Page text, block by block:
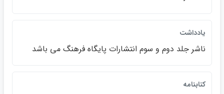
يادداشت
ناشر جلد دوم و سوم انتشارات پايگاه فرهنگ مي باشد
كتابنامه